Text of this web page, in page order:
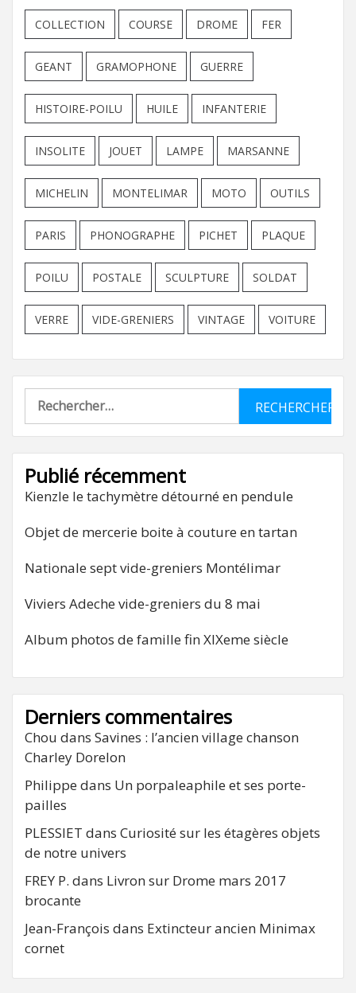
COLLECTION COURSE DROME FER
GEANT GRAMOPHONE GUERRE
HISTOIRE-POILU HUILE INFANTERIE
INSOLITE JOUET LAMPE MARSANNE
MICHELIN MONTELIMAR MOTO OUTILS
PARIS PHONOGRAPHE PICHET PLAQUE
POILU POSTALE SCULPTURE SOLDAT
VERRE VIDE-GRENIERS VINTAGE VOITURE
Rechercher :
Publié récemment
Kienzle le tachymètre détourné en pendule
Objet de mercerie boite à couture en tartan
Nationale sept vide-greniers Montélimar
Viviers Adeche vide-greniers du 8 mai
Album photos de famille fin XIXeme siècle
Derniers commentaires
Chou dans Savines : l’ancien village chanson
Charley Dorelon
Philippe dans Un porpaleaphile et ses porte-
pailles
PLESSIET dans Curiosité sur les étagères objets
de notre univers
FREY P. dans Livron sur Drome mars 2017
brocante
Jean-François dans Extincteur ancien Minimax
cornet